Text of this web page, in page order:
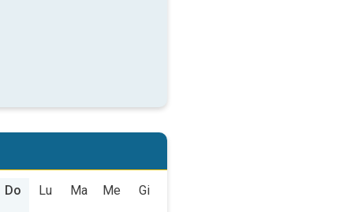
Do Lu Ma Me Gi